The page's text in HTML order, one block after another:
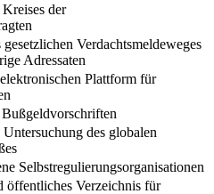
der
Verdachtsmeldeweges
Adressaten
Plattform für
des globalen
Selbstregulierungsorganisationen
öffentliches Verzeichnis für